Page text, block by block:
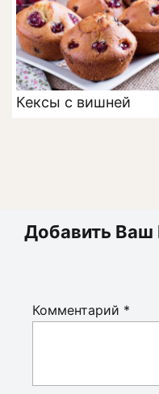
Кексы с вишней
Добавить
Комментарий *